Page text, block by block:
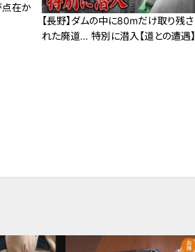
在か
【長野】ダムの中に80mだけ取り残さ
れた廃道… 特別に潜入【道との遭遇】